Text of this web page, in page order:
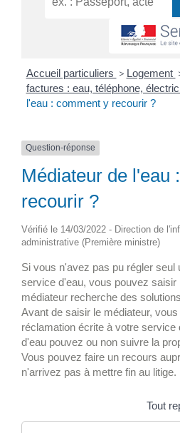
Accueil particuliers > Logement
factures : eau, téléphone,
l'eau : comment y recourir ?
Question-réponse
Médiateur de l'eau
recourir ?
Vérifié le 14/03/2022 - Direction de
administrative (Première ministre)
Si vous n'avez pas pu régler seul
service d'eau, vous pouvez saisir
médiateur recherche des
Avant de saisir le médiateur,
réclamation écrite à votre service
d'eau pouvez ou non suivre la
Vous pouvez faire un recours
n'arrivez pas à mettre fin au litige.
Tout